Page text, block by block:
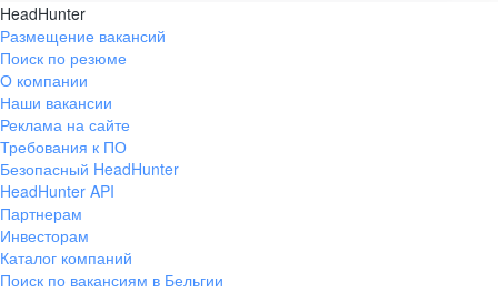
HeadHunter
Размещение вакансий
Поиск по резюме
О компании
Наши вакансии
Реклама на сайте
Требования к ПО
Безопасный HeadHunter
HeadHunter API
Партнерам
Инвесторам
Каталог компаний
Поиск по вакансиям в Бельгии